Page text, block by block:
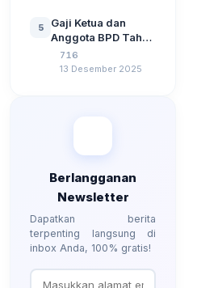
Berdasarkan UU No
3 Tahun 2024
5
Gaji Ketua dan
Anggota BPD Tahun
2026, Berapa
Besarannya? Ada
716
13 Desember 2025
Berlangganan
Newsletter
Dapatkan berita
terpenting langsung di
inbox Anda, 100% gratis!